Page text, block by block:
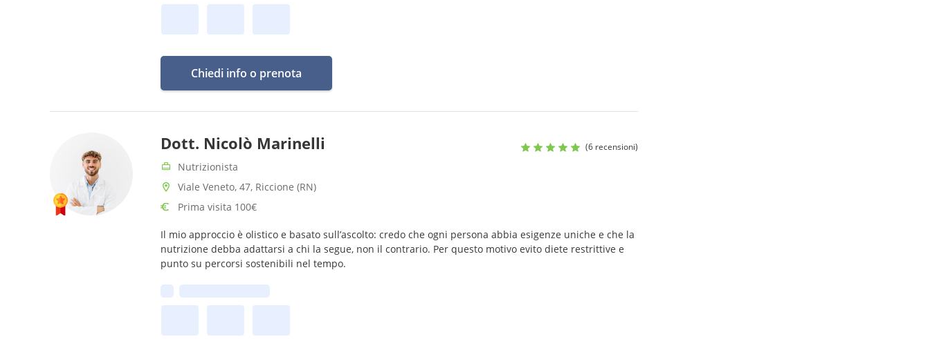
Chiedi info o prenota
Dott. Nicolò Marinelli (6 recensioni)
Nutrizionista
Viale Veneto, 47, Riccione (RN)
Prima visita 100€
Il mio approccio è olistico e basato sull’ascolto: credo che ogni persona abbia esigenze uniche e che la
nutrizione debba adattarsi a chi la segue, non il contrario. Per questo motivo evito diete restrittive e
punto su percorsi sostenibili nel tempo.